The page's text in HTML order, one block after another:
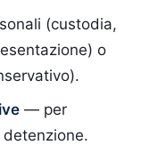
(custodia,
o
— per